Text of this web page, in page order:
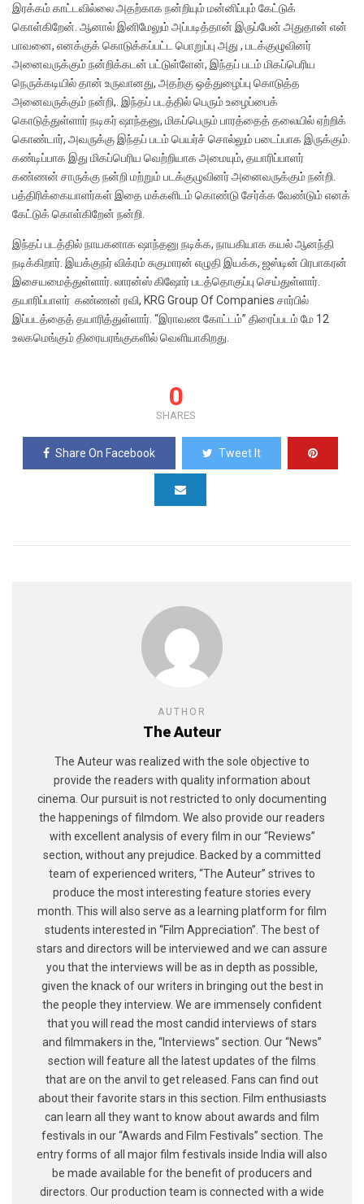
இரக்கம் காட்டவில்லை அதற்காக நன்றியும் மன்னிப்பும் கேட்டுக்
கொள்கிறேன். ஆனால் இனிமேலும் அப்படித்தான் இருப்பேன் அதுதான் என்
பாவனை, எனக்குக் கொடுக்கப்பட்ட பொறுப்பு அது , படக்குழுவினர்
அனைவருக்கும் நன்றிக்கடன் பட்டுள்ளேன், இந்தப் படம் மிகப்பெரிய
நெருக்கடியில் தான் உருவானது, அதற்கு ஒத்துழைப்பு கொடுத்த
அனைவருக்கும் நன்றி,. இந்தப் படத்தில் பெரும் உழைப்பைக்
கொடுத்துள்ளார் நடிகர் ஷாந்தனு, மிகப்பெரும் பாரத்தைத் தலையில் ஏற்றிக்
கொண்டார், அவருக்கு இந்தப் படம் பெயர்ச் சொல்லும் படைப்பாக இருக்கும்.
கண்டிப்பாக இது மிகப்பெரிய வெற்றியாக அமையும், தயாரிப்பாளர்
கண்ணன் சாருக்கு நன்றி மற்றும் படக்குழுவினர் அனைவருக்கும் நன்றி.
பத்திரிக்கையாளர்கள் இதை மக்களிடம் கொண்டு சேர்க்க வேண்டும் எனக்
கேட்டுக் கொள்கிறேன் நன்றி.
இந்தப் படத்தில் நாயகனாக ஷாந்தனு நடிக்க, நாயகியாக கயல் ஆனந்தி
நடிக்கிறார். இயக்குநர் விக்ரம் சுகுமாரன் எழுதி இயக்க, ஜஸ்டின் பிரபாகரன்
இசையமைத்துள்ளார். லாரன்ஸ் கிஷோர் படத்தொகுப்பு செய்துள்ளார்.
தயாரிப்பாளர் கண்ணன் ரவி, KRG Group Of Companies சார்பில்
இப்படத்தைத் தயாரித்துள்ளார். “இராவண கோட்டம்” திரைப்படம் மே 12
உலகமெங்கும் திரையரங்குகளில் வெளியாகிறது.
0
SHARES
Share On Facebook Tweet It
AUTHOR
The Auteur
The Auteur was realized with the sole objective to
provide the readers with quality information about
cinema. Our pursuit is not restricted to only documenting
the happenings of filmdom. We also provide our readers
with excellent analysis of every film in our “Reviews”
section, without any prejudice. Backed by a committed
team of experienced writers, “The Auteur” strives to
produce the most interesting feature stories every
month. This will also serve as a learning platform for film
students interested in “Film Appreciation”. The best of
stars and directors will be interviewed and we can assure
you that the interviews will be as in depth as possible,
given the knack of our writers in bringing out the best in
the people they interview. We are immensely confident
that you will read the most candid interviews of stars
and filmmakers in the, “Interviews” section. Our “News”
section will feature all the latest updates of the films
that are on the anvil to get released. Fans can find out
about their favorite stars in this section. Film enthusiasts
can learn all they want to know about awards and film
festivals in our “Awards and Film Festivals” section. The
entry forms of all major film festivals inside India will also
be made available for the benefit of producers and
directors. Our production team is connected with a wide